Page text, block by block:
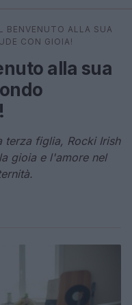
⌕ ×
BENVENUTO ALLA SUA
CON GIOIA!
alla sua
terza figlia, Rocki Irish
gioia e l'amore nel